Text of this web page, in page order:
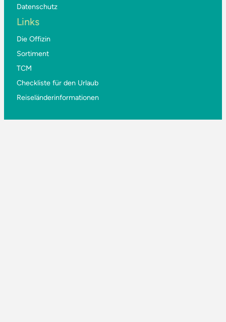
Datenschutz
Links
Die Offizin
Sortiment
TCM
Checkliste für den Urlaub
Reiseländerinformationen